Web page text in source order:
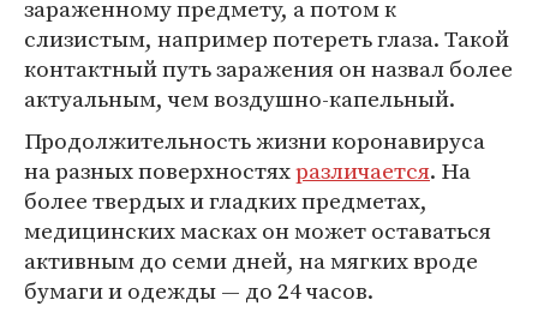
зараженному предмету, а потом к
слизистым, например потереть глаза. Такой
контактный путь заражения он назвал более
актуальным, чем воздушно-капельный.
Продолжительность жизни коронавируса
на разных поверхностяхразличается. На
более твердых и гладких предметах,
медицинских масках он может оставаться
активным до семи дней, на мягких вроде
бумаги и одежды — до 24 часов.